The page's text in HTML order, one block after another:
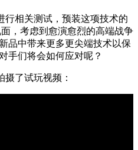
行相关测试，预装这项技术的
，考虑到愈演愈烈的高端战争
品中带来更多更尖端技术以保
手们将会如何应对呢？
了试玩视频：